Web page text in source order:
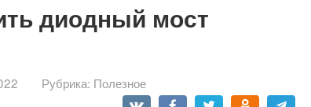
диодный мост
Рубрика: Полезное